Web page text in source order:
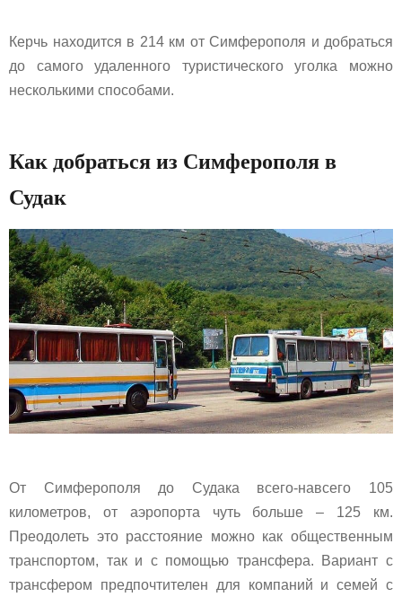
Керчь находится в 214 км от Симферополя и добраться
до самого удаленного туристического уголка можно
несколькими способами.
Как добраться из Симферополя в
Судак
От Симферополя до Судака всего-навсего 105
километров, от аэропорта чуть больше – 125 км.
Преодолеть это расстояние можно как общественным
транспортом, так и с помощью трансфера. Вариант с
трансфером предпочтителен для компаний и семей с